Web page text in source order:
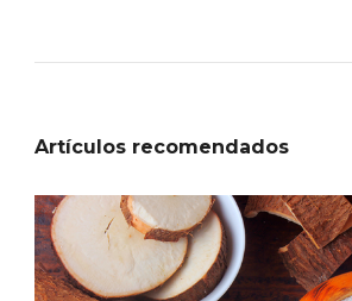
Artículos recomendados